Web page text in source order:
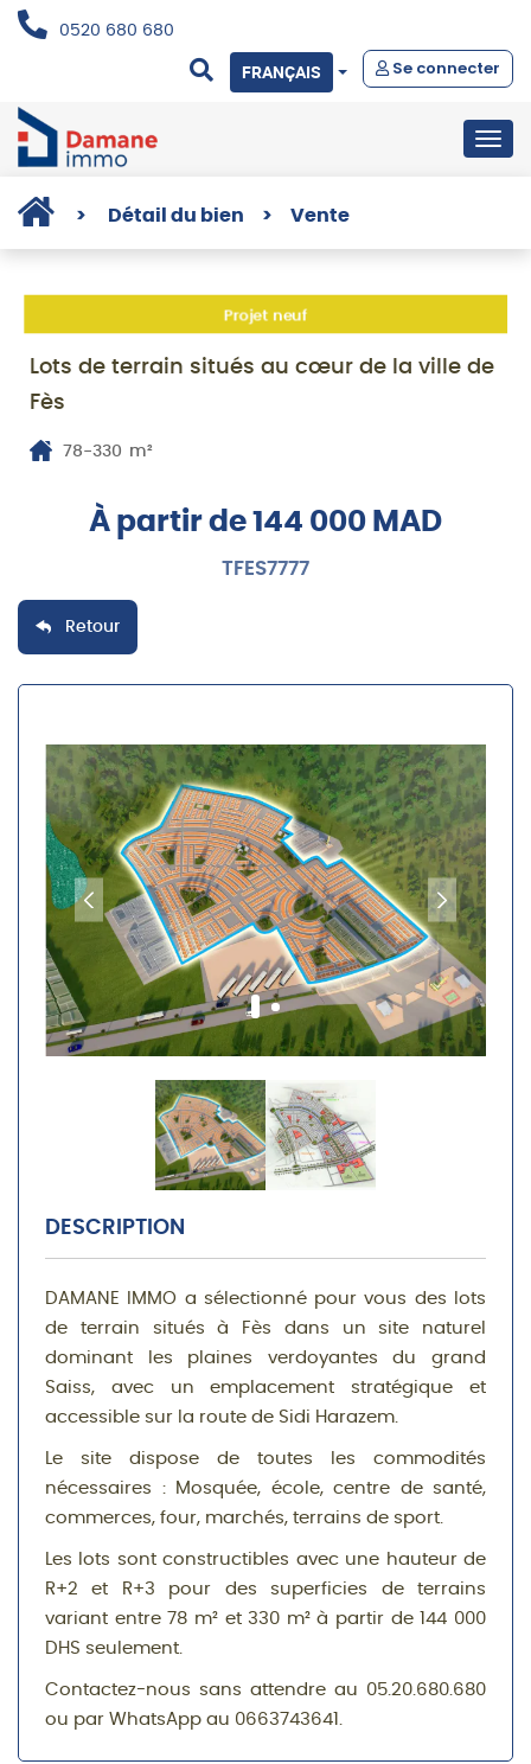
0520 680 680
Se connecter
FRANÇAIS
> Détail du bien > Vente
Projet neuf
Lots de terrain situés au cœur de la ville de
Fès
78-330 m²
À partir de 144 000 MAD
TFES7777
Retour
DESCRIPTION
DAMANE IMMO a sélectionné pour vous des lots
de terrain situés à Fès dans un site naturel
dominant les plaines verdoyantes du grand
Saiss, avec un emplacement stratégique et
accessible sur la route de Sidi Harazem.
Le site dispose de toutes les commodités
nécessaires : Mosquée, école, centre de santé,
commerces, four, marchés, terrains de sport.
Les lots sont constructibles avec une hauteur de
R+2 et R+3 pour des superficies de terrains
variant entre 78 m² et 330 m² à partir de 144 000
DHS seulement.
Contactez-nous sans attendre au 05.20.680.680
ou par WhatsApp au 0663743641.